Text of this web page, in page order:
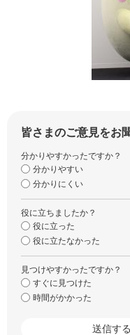
皆さまのご意見をお
分かりやすかったですか？
分かりやすい
分かりにくい
役に立ちましたか？
役に立った
役に立たなかった
見つけやすかったですか？
すぐに見つけた
時間がかかった